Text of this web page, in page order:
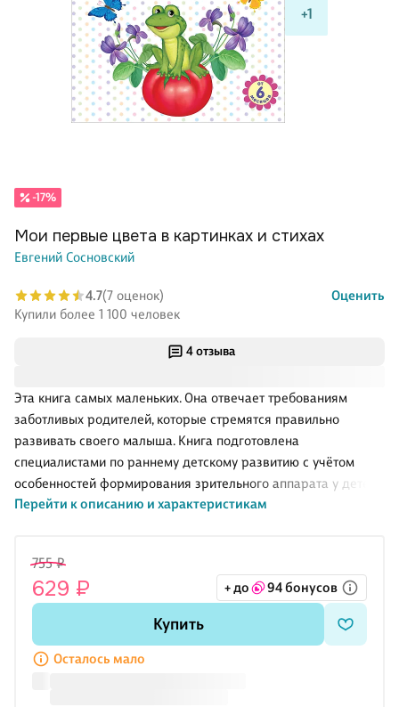
+1
4 отзыва
Эта книга самых маленьких. Она отвечает требованиям
заботливых родителей, которые стремятся правильно
развивать своего малыша. Книга подготовлена
специалистами по раннему детскому развитию с учётом
особенностей формирования зрительного аппарата у детей.
Крупные и яркие картинки стимулируют развитие
Специально подобранные стихи, веселые и добрые,
способствуют быстрому и правильному формированию
звукопроизношения, увеличению словарного запаса и
вызывают положительные эмоции, что особенно важно в
Перейти к описанию и характеристикам
-17%
Мои первые цвета в картинках и стихах
Евгений Сосновский
4.7(7 оценок)
Оценить
Купили более 1 100 человек
755 ₽
629 ₽ + до 94 бонусов
Купить
Осталось мало